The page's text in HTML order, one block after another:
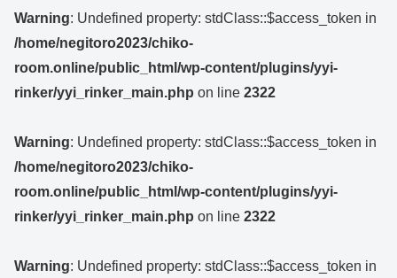
Warning: Undefined property: stdClass::$access_token in
/home/negitoro2023/chiko-
room.online/public_html/wp-content/plugins/yyi-
rinker/yyi_rinker_main.php on line 2322
Warning: Undefined property: stdClass::$access_token in
/home/negitoro2023/chiko-
room.online/public_html/wp-content/plugins/yyi-
rinker/yyi_rinker_main.php on line 2322
Warning: Undefined property: stdClass::$access_token in